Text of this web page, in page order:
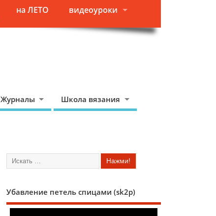
на ЛЕТО видеоуроки
Журналы Школа вязания
Убавление петель спицами (sk2p)